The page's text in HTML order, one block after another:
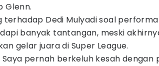
Glenn.
terhadap Dedi Mulyadi soal
banyak tantangan, meski
gelar juara di Super League.
pernah berkeluh kesah dengan